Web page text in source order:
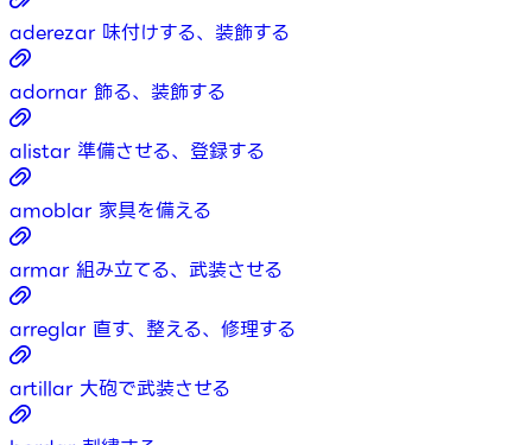
aderezar 味付けする、装飾する
adornar 飾る、装飾する
alistar 準備させる、登録する
amoblar 家具を備える
armar 組み立てる、武装させる
arreglar 直す、整える、修理する
artillar 大砲で武装させる